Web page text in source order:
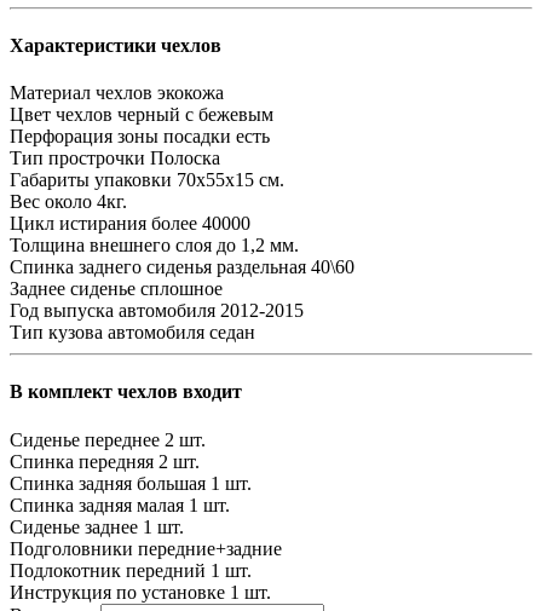
Характеристики чехлов
Материал чехлов экокожа
Цвет чехлов черный с бежевым
Перфорация зоны посадки есть
Тип прострочки Полоска
Габариты упаковки 70х55х15 см.
Вес около 4кг.
Цикл истирания более 40000
Толщина внешнего слоя до 1,2 мм.
Спинка заднего сиденья раздельная 40\60
Заднее сиденье сплошное
Год выпуска автомобиля 2012-2015
Тип кузова автомобиля седан
В комплект чехлов входит
Сиденье переднее 2 шт.
Спинка передняя 2 шт.
Спинка задняя большая 1 шт.
Спинка задняя малая 1 шт.
Сиденье заднее 1 шт.
Подголовники передние+задние
Подлокотник передний 1 шт.
Инструкция по установке 1 шт.